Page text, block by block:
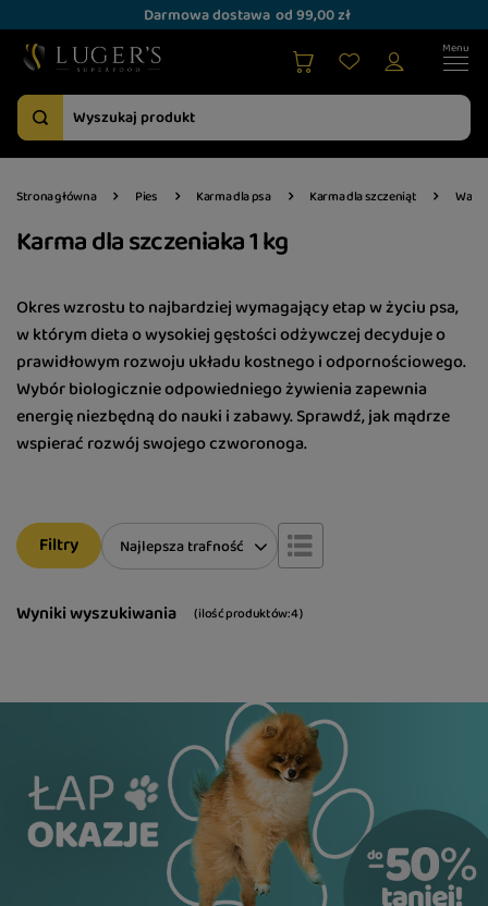
Darmowa dostawa od 99,00 zł
Strona główna Pies Karma dla psa Karma dla szczeniąt Waga
Karma dla szczeniaka 1 kg
Okres wzrostu to najbardziej wymagający etap w życiu psa,
w którym dieta o wysokiej gęstości odżywczej decyduje o
prawidłowym rozwoju układu kostnego i odpornościowego.
Wybór biologicznie odpowiedniego żywienia zapewnia
energię niezbędną do nauki i zabawy. Sprawdź, jak mądrze
wspierać rozwój swojego czworonoga.
Wyniki wyszukiwania ( ilość produktów:4)
Zmień sortowanie
Najlepsza trafność
Filtry